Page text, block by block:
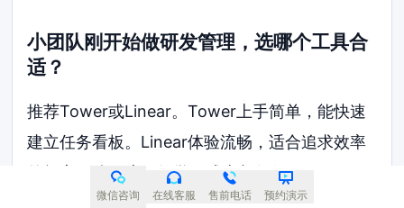
小团队刚开始做研发管理，选哪个工具合
适？
推荐Tower或Linear。Tower上手简单，能快速
建立任务看板。Linear体验流畅，适合追求效率
的极客团队。这两款学习成本都很低。
微信咨询 在线客服 售前电话 预约演示